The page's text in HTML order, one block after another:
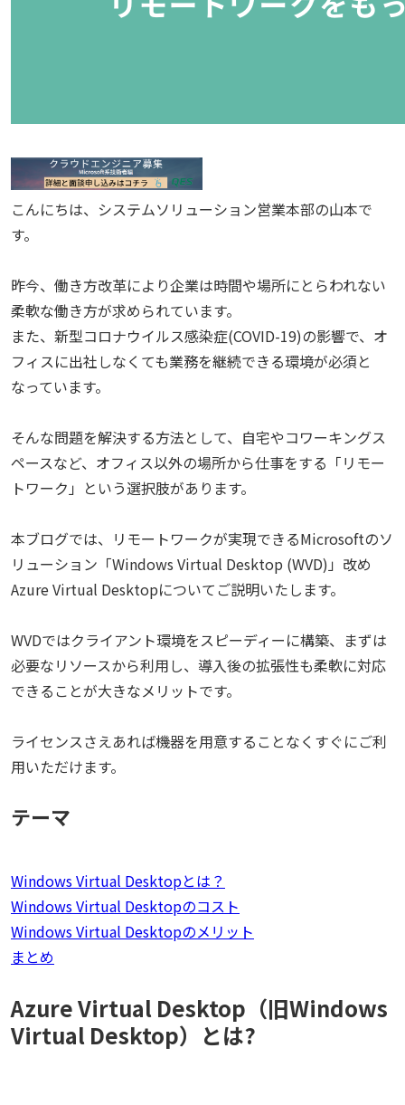
こんにちは、システムソリューション営業本部の山本で
す。
昨今、働き方改革により企業は時間や場所にとらわれない
柔軟な働き方が求められています。
また、新型コロナウイルス感染症(COVID-19)の影響で、オ
フィスに出社しなくても業務を継続できる環境が必須と
なっています。
そんな問題を解決する方法として、自宅やコワーキングス
ペースなど、オフィス以外の場所から仕事をする「リモー
トワーク」という選択肢があります。
本ブログでは、リモートワークが実現できるMicrosoftのソ
リューション「Windows Virtual Desktop (WVD)」改め
Azure Virtual Desktopについてご説明いたします。
WVDではクライアント環境をスピーディーに構築、まずは
必要なリソースから利用し、導入後の拡張性も柔軟に対応
できることが大きなメリットです。
ライセンスさえあれば機器を用意することなくすぐにご利
用いただけます。
テーマ
Windows Virtual Desktopとは？
Windows Virtual Desktopのコスト
Windows Virtual Desktopのメリット
まとめ
Azure Virtual Desktop（旧Windows
Virtual Desktop）とは?